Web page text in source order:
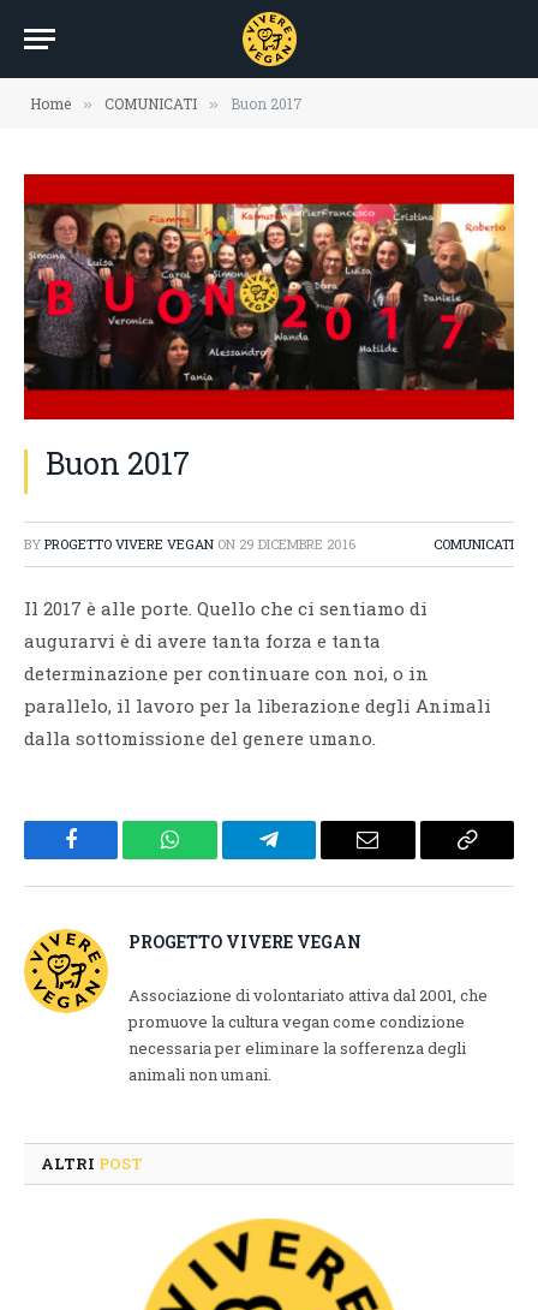
Home » COMUNICATI » Buon 2017
Buon 2017
BY PROGETTO VIVERE VEGAN ON 29 DICEMBRE 2016 COMUNICATI
Il 2017 è alle porte. Quello che ci sentiamo di
augurarvi è di avere tanta forza e tanta
determinazione per continuare con noi, o in
parallelo, il lavoro per la liberazione degli Animali
dalla sottomissione del genere umano.
Facebook WhatsApp Telegram Email
Copy
PROGETTO VIVERE VEGAN
Associazione di volontariato attiva dal 2001, che
promuove la cultura vegan come condizione
necessaria per eliminare la sofferenza degli
animali non umani.
ALTRI POST